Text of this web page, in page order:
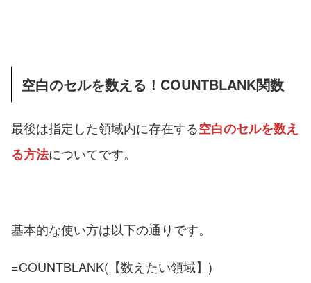
空白のセルを数える！COUNTBLANK関数
最後は指定した領域内に存在する空白のセルを数え
る方法についてです。
基本的な使い方は以下の通りです。
=COUNTBLANK(【数えたい領域】)